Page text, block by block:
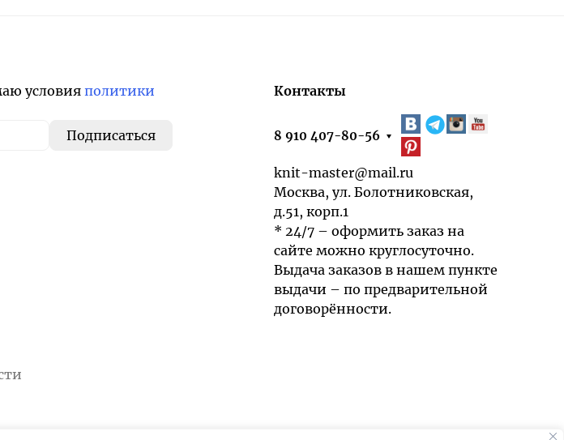
условияполитики
Контакты
8 910 407-80-56
knit-master@mail.ru
Москва, ул. Болотниковская,
д.51, корп.1
* 24/7 – оформить заказ на
сайте можно круглосуточно.
Выдача заказов в нашем пункте
выдачи – по предварительной
договорённости.